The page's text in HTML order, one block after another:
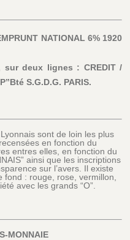
NATIONAL 6% 1920
sur deux lignes : CREDIT /
S.G.D.G. PARIS.
sont de loin les plus
en fonction du
entres elles, en fonction du
ainsi que les inscriptions
sur l’avers. Il existe
: rouge, rose, vermillon,
avec les grands “O”.
MONNAIE